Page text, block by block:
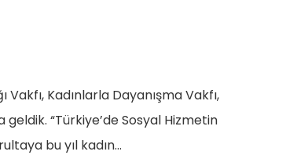
Vakfı, Kadınlarla Dayanışma Vakfı,
“Türkiye’de Sosyal Hizmetin
bu yıl kadın…